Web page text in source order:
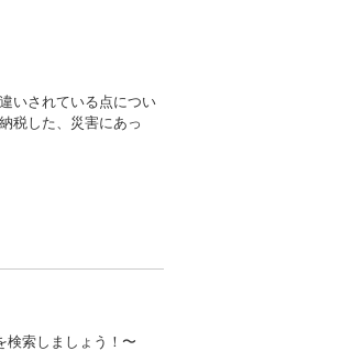
いされている点につい
税した、災害にあっ
検索しましょう！〜